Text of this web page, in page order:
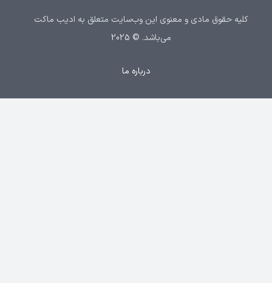
کلیه حقوق مادی و معنوی این وب‌سایت متعلق به ادیب ماکت
می‌باشد. © 2025
درباره ما
تماس با ما